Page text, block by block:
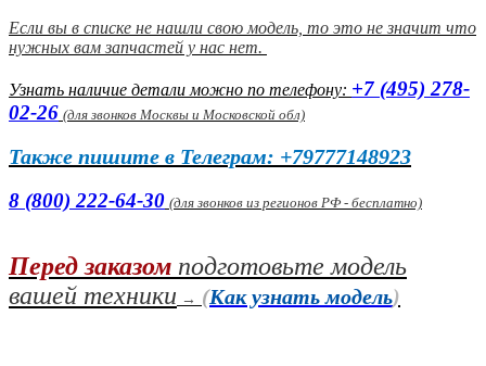
Если вы в списке не нашли свою модель, то это не значит что
нужных вам запчастей у нас нет.
Узнать наличие детали можно по телефону: +7 (495) 278-
02-26 (для звонков Москвы и Московской обл)
Также пишите в Телеграм: +79777148923
8 (800) 222-64-30 (для звонков из регионов РФ - бесплатно)
Перед заказом подготовьте модель
вашей техники → (Как узнать модель)